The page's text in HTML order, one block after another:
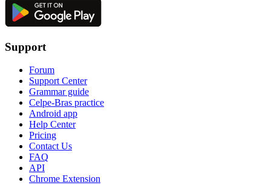
Support
Forum
Support Center
Grammar guide
Celpe-Bras practice
Android app
Help Center
Pricing
Contact Us
FAQ
API
Chrome Extension